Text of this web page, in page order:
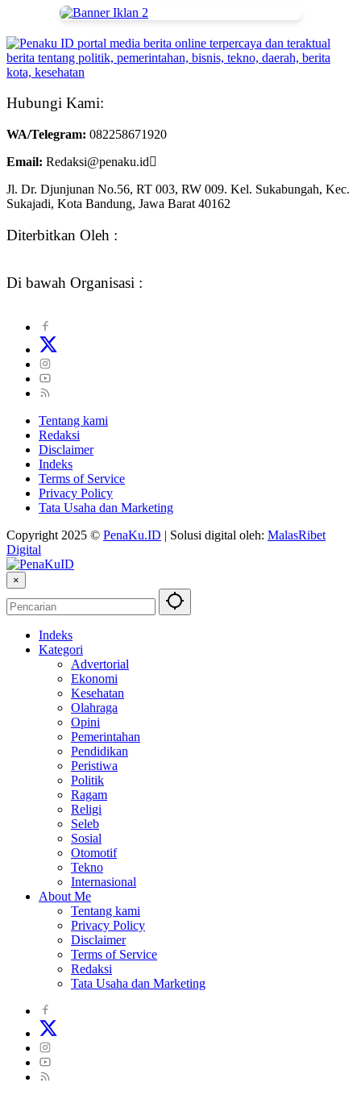
Hubungi Kami:
WA/Telegram: 082258671920
Email: Redaksi@penaku.id
Jl. Dr. Djunjunan No.56, RT 003, RW 009. Kel. Sukabungah, Kec.
Sukajadi, Kota Bandung, Jawa Barat 40162
Diterbitkan Oleh :
Di bawah Organisasi :
Tentang kami
Redaksi
Disclaimer
Indeks
Terms of Service
Privacy Policy
Tata Usaha dan Marketing
Copyright 2025 © PenaKu.ID | Solusi digital oleh: MalasRibet
Digital
×
Indeks
Kategori
Advertorial
Ekonomi
Kesehatan
Olahraga
Opini
Pemerintahan
Pendidikan
Peristiwa
Politik
Ragam
Religi
Seleb
Sosial
Otomotif
Tekno
Internasional
About Me
Tentang kami
Privacy Policy
Disclaimer
Terms of Service
Redaksi
Tata Usaha dan Marketing